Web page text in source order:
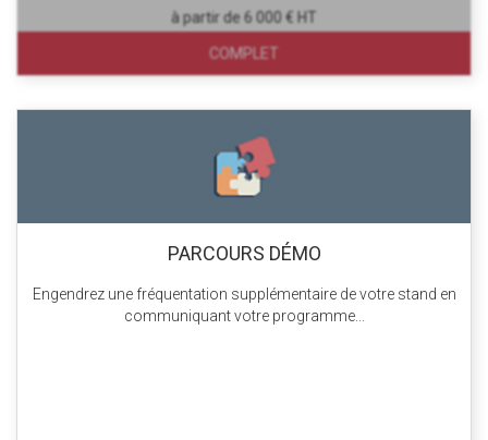
à partir de 6 000 € HT
COMPLET
PARCOURS DÉMO
Engendrez une fréquentation supplémentaire de votre stand en
communiquant votre programme...